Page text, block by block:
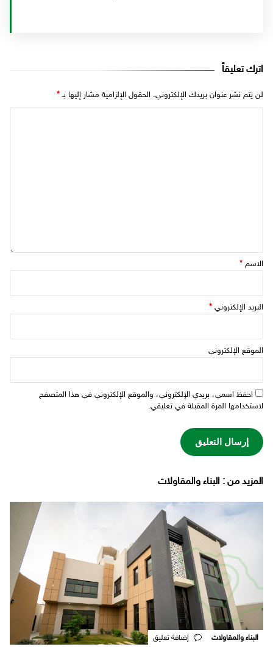
اترك تعليقاً
لن يتم نشر عنوان بريدك الإلكتروني. الحقول الإلزامية مشار إليها بـ*
الاسم *
البريد الإلكتروني *
الموقع الإلكتروني
احفظ اسمي، بريدي الإلكتروني، والموقع الإلكتروني في هذا المتصفح
لاستخدامها المرة المقبلة في تعليقي.
‫المزيد من ‬: البناء والمقاولات
البناء والمقاولات